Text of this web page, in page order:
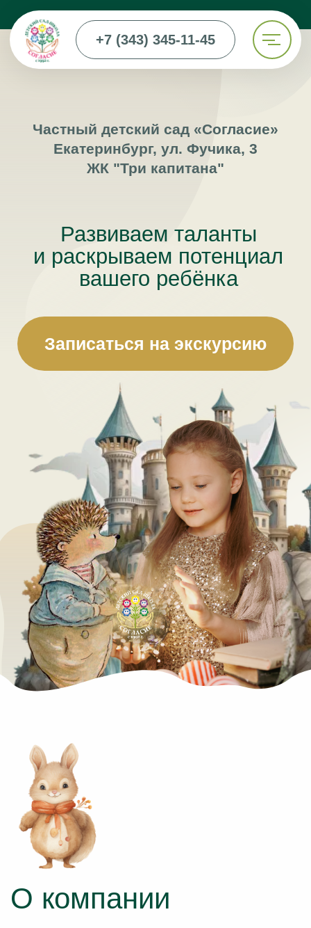
+7 (343) 345-11-45
Развиваем таланты
Записаться на экскурсию
О компании
Детский сад-школа «Согласие»-
федеральная сеть детских
работы – 33 года. Победитель
Всероссийского конкурса «Сто лучших
предприятий и организаций России» в
номинации «Лучшее учебное учреждение
начального и дошкольного
образования».
Авторская программа выявления и
развития одарённости детей
одаренности каждого ребенка позволяет выявить
таланты детей уже с раннего возраста.